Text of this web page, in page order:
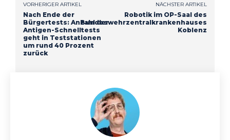
VORHERIGER ARTIKEL
Nach Ende der
Bürgertests: Anzahl der
Antigen-Schnelltests
geht in Teststationen
um rund 40 Prozent
zurück
NÄCHSTER ARTIKEL
Robotik im OP-Saal des
Bundeswehrzentralkrankenhauses
Koblenz